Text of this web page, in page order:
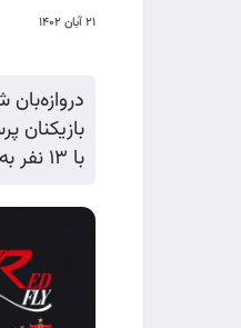
۲۱ آبان ۱۴۰۲
با ۱۳ نفر به فینال آسیا رفته است.